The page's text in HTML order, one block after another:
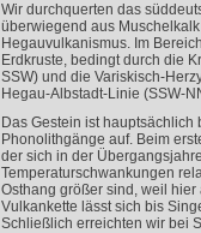
Wir durchquerten das
überwiegend aus
Hegauvulkanismus. Im
Erdkruste, bedingt durch die
SSW) und die Variskisch-
Hegau-Albstadt-Linie (SSW-
Das Gestein ist
Phonolithgänge auf. Beim
der sich in der
Temperaturschwankungen
Osthang größer sind, weil
Vulkankette lässt sich bis
Schließlich erreichten wir bei